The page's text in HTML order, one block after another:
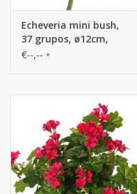
Echeveria mini bush,
37 grupos, ø12cm,
19cm
€--,-- *